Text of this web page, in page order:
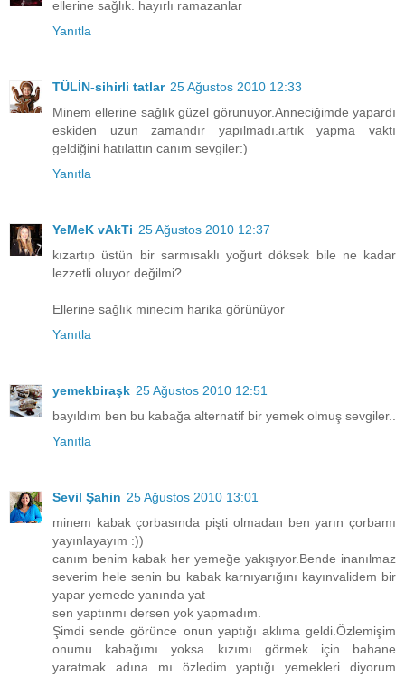
ellerine sağlık. hayırlı ramazanlar
Yanıtla
TÜLİN-sihirli tatlar 25 Ağustos 2010 12:33
Minem ellerine sağlık güzel görunuyor.Anneciğimde yapardı
eskiden uzun zamandır yapılmadı.artık yapma vaktı
geldiğini hatılattın canım sevgiler:)
Yanıtla
YeMeK vAkTi 25 Ağustos 2010 12:37
kızartıp üstün bir sarmısaklı yoğurt döksek bile ne kadar
lezzetli oluyor değilmi?
Ellerine sağlık minecim harika görünüyor
Yanıtla
yemekbiraşk 25 Ağustos 2010 12:51
bayıldım ben bu kabağa alternatif bir yemek olmuş sevgiler..
Yanıtla
Sevil Şahin 25 Ağustos 2010 13:01
minem kabak çorbasında pişti olmadan ben yarın çorbamı
yayınlayayım :))
canım benim kabak her yemeğe yakışıyor.Bende inanılmaz
severim hele senin bu kabak karnıyarığını kayınvalidem bir
yapar yemede yanında yat
sen yaptınmı dersen yok yapmadım.
Şimdi sende görünce onun yaptığı aklıma geldi.Özlemişim
onumu kabağımı yoksa kızımı görmek için bahane
yaratmak adına mı özledim yaptığı yemekleri diyorum